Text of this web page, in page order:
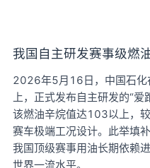
我国自主研发赛事级燃
2026年5月16日，中国石化
上，正式发布自主研发的“
该燃油辛烷值达103以上，
赛车极端工况设计。此举填
我国顶级赛事用油长期依赖
世界一流水平。